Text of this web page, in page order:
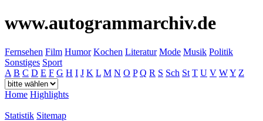
www.autogrammarchiv.de
Fernsehen Film Humor Kochen Literatur Mode Musik Politik
Sonstiges Sport
A B C D E F G H I J K L M N O P Q R S Sch St T U V WY Z
Home Highlights
Statistik Sitemap